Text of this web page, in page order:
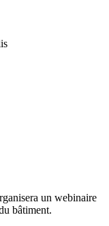
un webinaire
bâtiment.